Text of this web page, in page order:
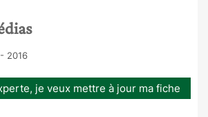
- 2016
je veux mettre à jour ma fiche